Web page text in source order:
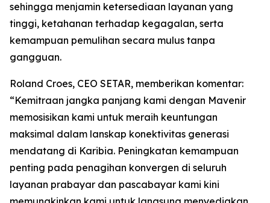
sehingga menjamin ketersediaan layanan yang
tinggi, ketahanan terhadap kegagalan, serta
kemampuan pemulihan secara mulus tanpa
gangguan.
Roland Croes, CEO SETAR, memberikan komentar:
“Kemitraan jangka panjang kami dengan Mavenir
memosisikan kami untuk meraih keuntungan
maksimal dalam lanskap konektivitas generasi
mendatang di Karibia. Peningkatan kemampuan
penting pada penagihan konvergen di seluruh
layanan prabayar dan pascabayar kami kini